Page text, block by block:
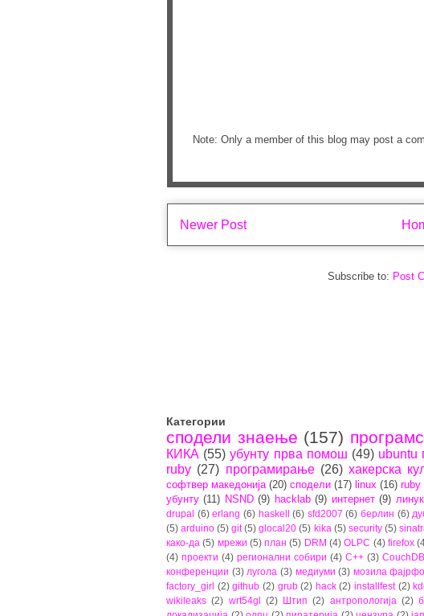
Note: Only a member of this blog may post a
Newer Post
Subscribe to: Post
Категории
сподели знаење (157)
КИКА (55) убунту прва помош (49) ubuntu
ruby (27) програмирање (26) хакерска
софтвер македонија (20) сподели (17) linux (16) ruby
убунту (11) NSND (9) hacklab (9) интернет (9)
drupal (6) erlang (6) haskell (6) sfd2007 (6) берлин (6)
(5) arduino (5) git (5) glocal20 (5) kika (5) security (5)
како-да (5) мрежи (5) план (5) DRM (4) OLPC (4) firefox
(4) проекти (4) регионални собири (4) C++ (3) CouchDB
конференции (3) лугола (3) медиуми (3) мозила
factory_girl (2) github (2) grub (2) hack (2) installfest (2)
wikileaks (2) wrt54gl (2) Штип (2) антропологија (2)